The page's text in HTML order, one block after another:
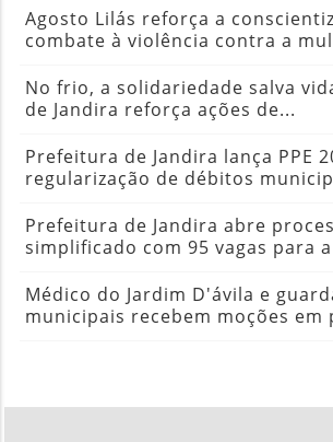
Agosto Lilás reforça a
combate à violência contra a
No frio, a solidariedade salva
de Jandira reforça ações de...
Prefeitura de Jandira lança PPE
regularização de débitos
Prefeitura de Jandira abre
simplificado com 95 vagas para
Médico do Jardim D'ávila e
municipais recebem moções em